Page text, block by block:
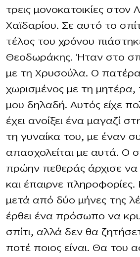
τρεις μονοκατοικίες στον
Χαϊδαρίου. Σε αυτό το
τέλος του χρόνου
Θεοδωράκης. Ήταν στο
με τη Χρυσούλα. Ο
χωρισμένος με τη μητέρα,
μου δηλαδή. Αυτός είχε
έχει ανοίξει ένα μαγαζί
τη γυναίκα του, με έναν
απασχολείται με αυτά. Ο
πρώην πεθεράς άρχισε να
και έπαιρνε πληροφορίες.
μετά από δύο μήνες της
έρθει ένα πρόσωπο να
σπίτι, αλλά δεν θα
ποτέ ποιος είναι. Θα του